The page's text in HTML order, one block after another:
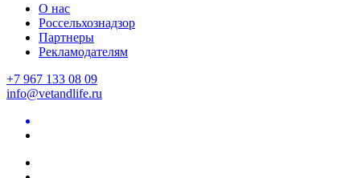
О нас
Россельхознадзор
Партнеры
Рекламодателям
+7 967 133 08 09
info@vetandlife.ru